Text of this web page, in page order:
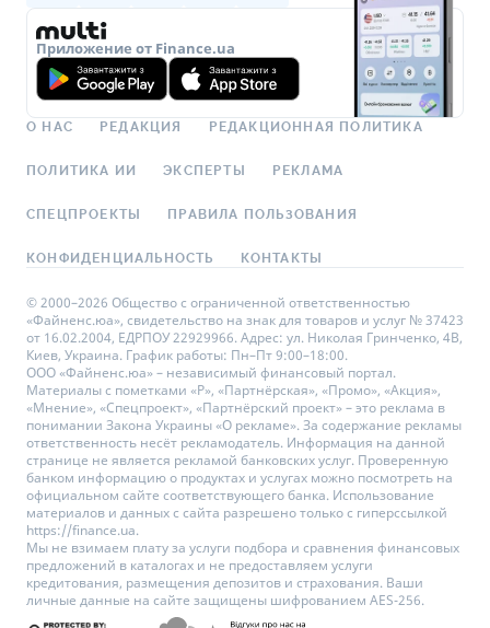
Приложение от Finance.ua
О НАС РЕДАКЦИЯ РЕДАКЦИОННАЯ ПОЛИТИКА
ПОЛИТИКА ИИ ЭКСПЕРТЫ РЕКЛАМА
СПЕЦПРОЕКТЫ ПРАВИЛА ПОЛЬЗОВАНИЯ
КОНФИДЕНЦИАЛЬНОСТЬ КОНТАКТЫ
© 2000–2026 Общество с ограниченной ответственностью
«Файненс.юа», свидетельство на знак для товаров и услуг № 37423
от 16.02.2004, ЕДРПОУ 22929966. Адрес: ул. Николая Гринченко, 4В,
Киев, Украина. График работы: Пн–Пт 9:00–18:00.
ООО «Файненс.юа» – независимый финансовый портал.
Материалы с пометками «Р», «Партнёрская», «Промо», «Акция»,
«Мнение», «Спецпроект», «Партнёрский проект» – это реклама в
понимании Закона Украины «О рекламе». За содержание рекламы
ответственность несёт рекламодатель. Информация на данной
странице не является рекламой банковских услуг. Проверенную
банком информацию о продуктах и услугах можно посмотреть на
официальном сайте соответствующего банка. Использование
материалов и данных с сайта разрешено только с гиперссылкой
https://finance.ua.
Мы не взимаем плату за услуги подбора и сравнения финансовых
предложений в каталогах и не предоставляем услуги
кредитования, размещения депозитов и страхования. Ваши
личные данные на сайте защищены шифрованием AES-256.